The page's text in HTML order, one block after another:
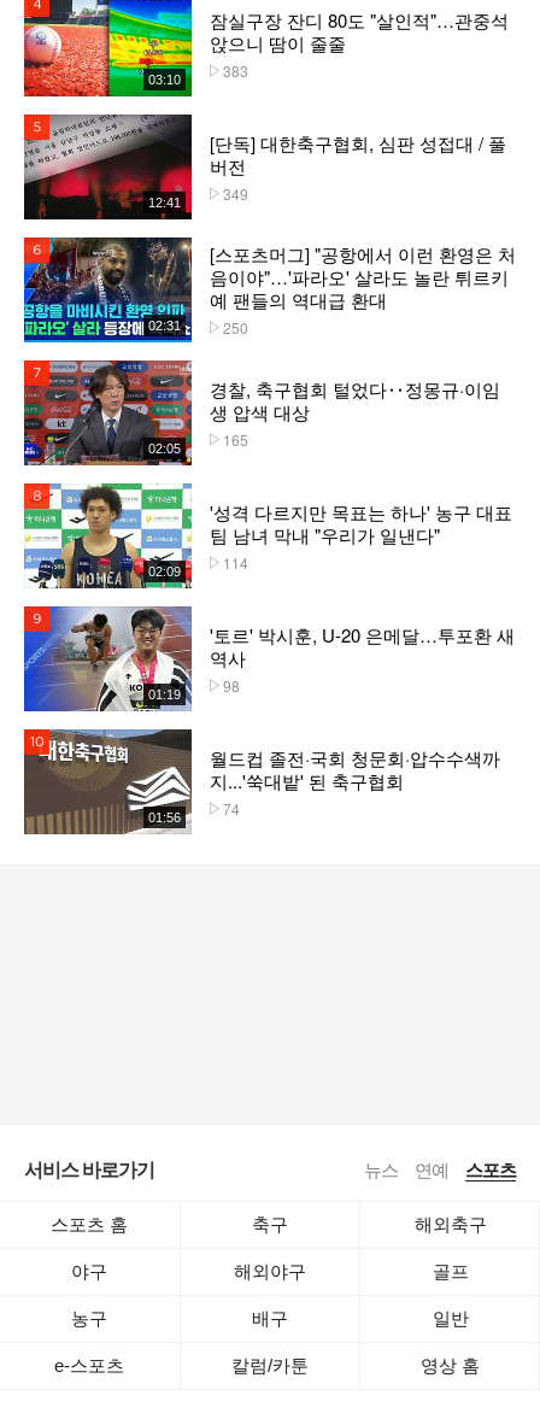
03:10
잠실구장 잔디 80도 "살인적"…관중석
앉으니 땀이 줄줄
383
12:41
[단독] 대한축구협회, 심판 성접대 / 풀
버전
349
02:31
[스포츠머그] "공항에서 이런 환영은 처
음이야"…'파라오' 살라도 놀란 튀르키
예 팬들의 역대급 환대
250
02:05
경찰, 축구협회 털었다‥정몽규·이임
생 압색 대상
165
02:09
'성격 다르지만 목표는 하나' 농구 대표
팀 남녀 막내 "우리가 일낸다"
114
01:19
'토르' 박시훈, U-20 은메달…투포환 새
역사
98
01:56
월드컵 졸전·국회 청문회·압수수색까
지...'쑥대밭' 된 축구협회
74
서비스 바로가기 뉴스 연예 스포츠
스포츠 홈 축구 해외축구
야구 해외야구 골프
농구 배구 일반
e-스포츠 칼럼/카툰 영상 홈